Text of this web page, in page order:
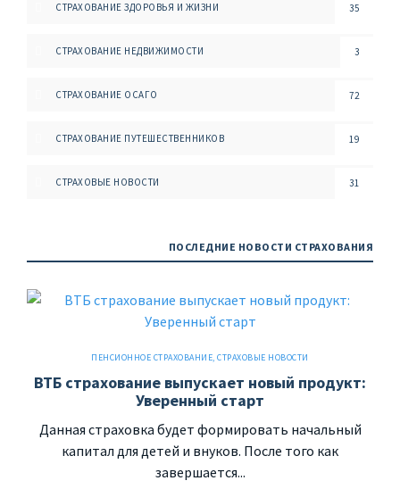
СТРАХОВАНИЕ ЗДОРОВЬЯ И ЖИЗНИ 35
СТРАХОВАНИЕ НЕДВИЖИМОСТИ 3
СТРАХОВАНИЕ ОСАГО 72
СТРАХОВАНИЕ ПУТЕШЕСТВЕННИКОВ 19
СТРАХОВЫЕ НОВОСТИ 31
ПОСЛЕДНИЕ НОВОСТИ СТРАХОВАНИЯ
ПЕНСИОННОЕ СТРАХОВАНИЕ,СТРАХОВЫЕ НОВОСТИ
ВТБ страхование выпускает новый продукт:
Уверенный старт
Данная страховка будет формировать начальный
капитал для детей и внуков. После того как
завершается...